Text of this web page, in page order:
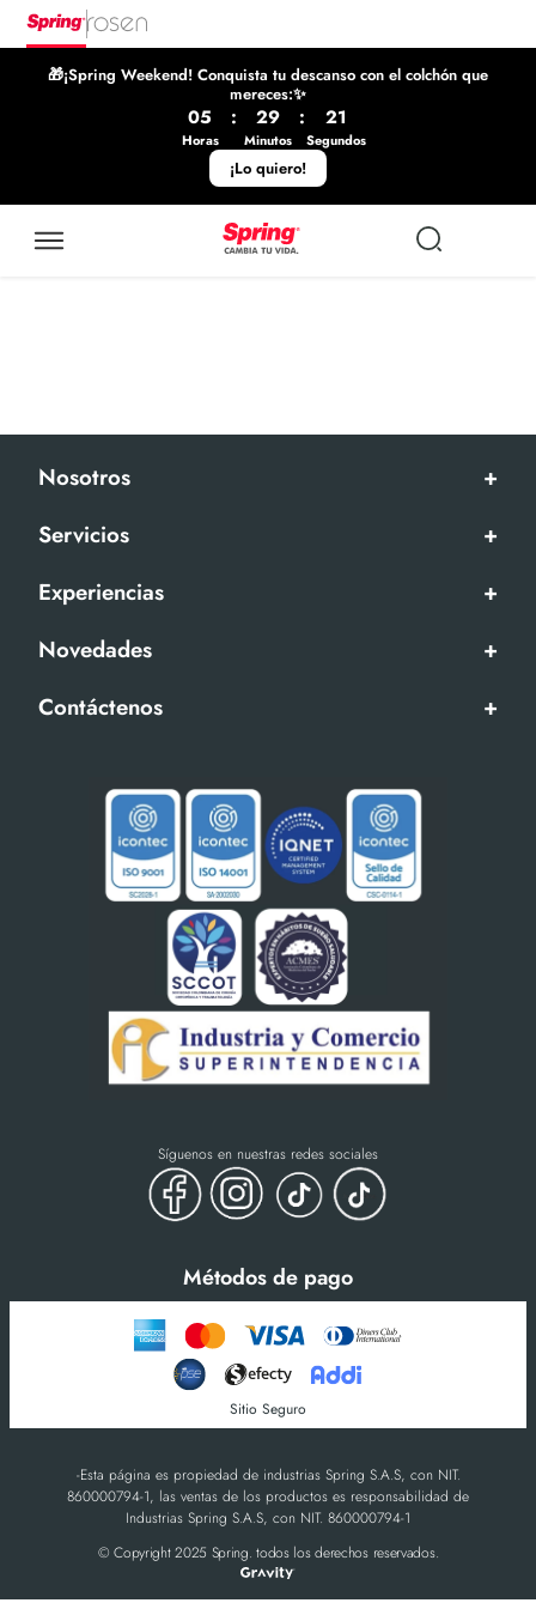
🎁¡Spring Weekend! Conquista tu descanso con el colchón que
mereces:✨
05
Horas
: 29
Minutos
: 21
Segundos
¡Lo quiero!
Nosotros
+
Servicios
+
Experiencias
+
Novedades
+
Contáctenos
+
Síguenos en nuestras redes sociales
Métodos de pago
Sitio Seguro
-Esta página es propiedad de industrias Spring S.A.S, con NIT.
860000794-1, las ventas de los productos es responsabilidad de
Industrias Spring S.A.S, con NIT. 860000794-1
© Copyright 2025 Spring. todos los derechos reservados.